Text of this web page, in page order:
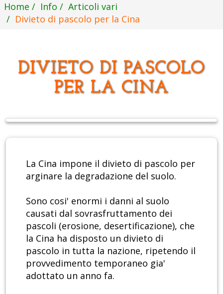
Home Info
Articoli vari
Divieto di pascolo per la Cina
DIVIETO DI PASCOLO
PER LA CINA
La Cina impone il divieto di pascolo per
arginare la degradazione del suolo.
Sono cosi' enormi i danni al suolo
causati dal sovrasfruttamento dei
pascoli (erosione, desertificazione), che
la Cina ha disposto un divieto di
pascolo in tutta la nazione, ripetendo il
provvedimento temporaneo gia'
adottato un anno fa.